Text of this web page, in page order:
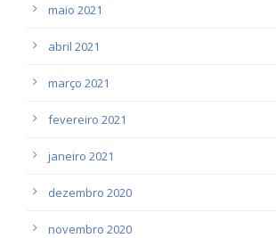
maio 2021
abril 2021
março 2021
fevereiro 2021
janeiro 2021
dezembro 2020
novembro 2020